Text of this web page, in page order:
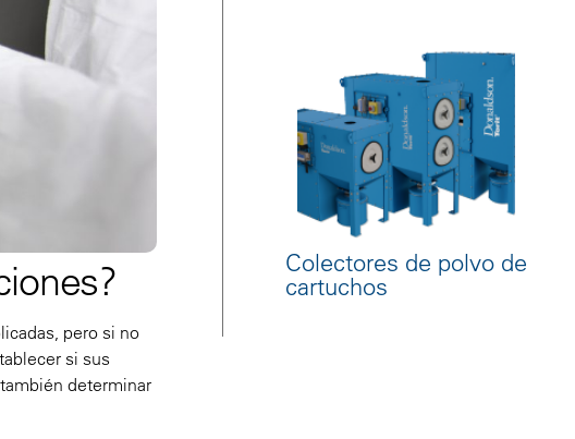
pero si no
si sus
determinar
Colectores de polvo de
cartuchos